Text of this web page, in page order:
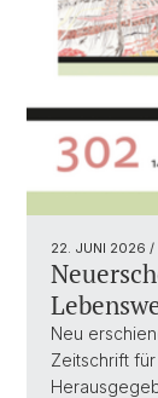
22. JUNI 2026 /
Neu
Zeitschrift